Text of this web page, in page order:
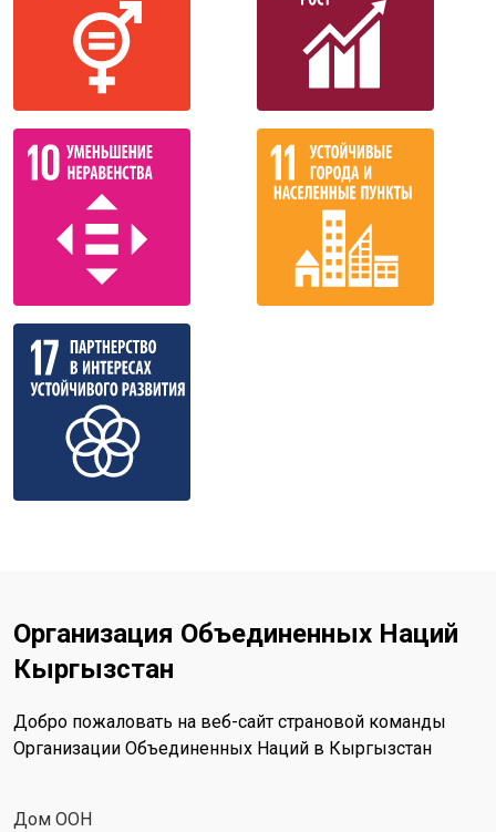
Организация Объединенных Наций
Кыргызстан
Добро пожаловать на веб-сайт страновой команды
Организации Объединенных Наций в Кыргызстан
Дом ООН